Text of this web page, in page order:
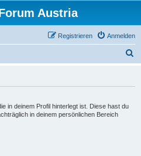
Austria
Anmelden
Registrieren
in deinem Profil hinterlegt ist. Diese hast du
in deinem persönlichen Bereich